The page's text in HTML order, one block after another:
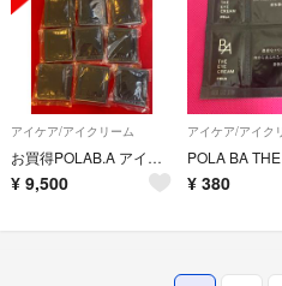
アイケア/アイクリーム
お買得POLAB.A アイゾーンクリーム N100包 26g 【本体同量】
¥ 9,500
アイケア/アイク
¥ 380